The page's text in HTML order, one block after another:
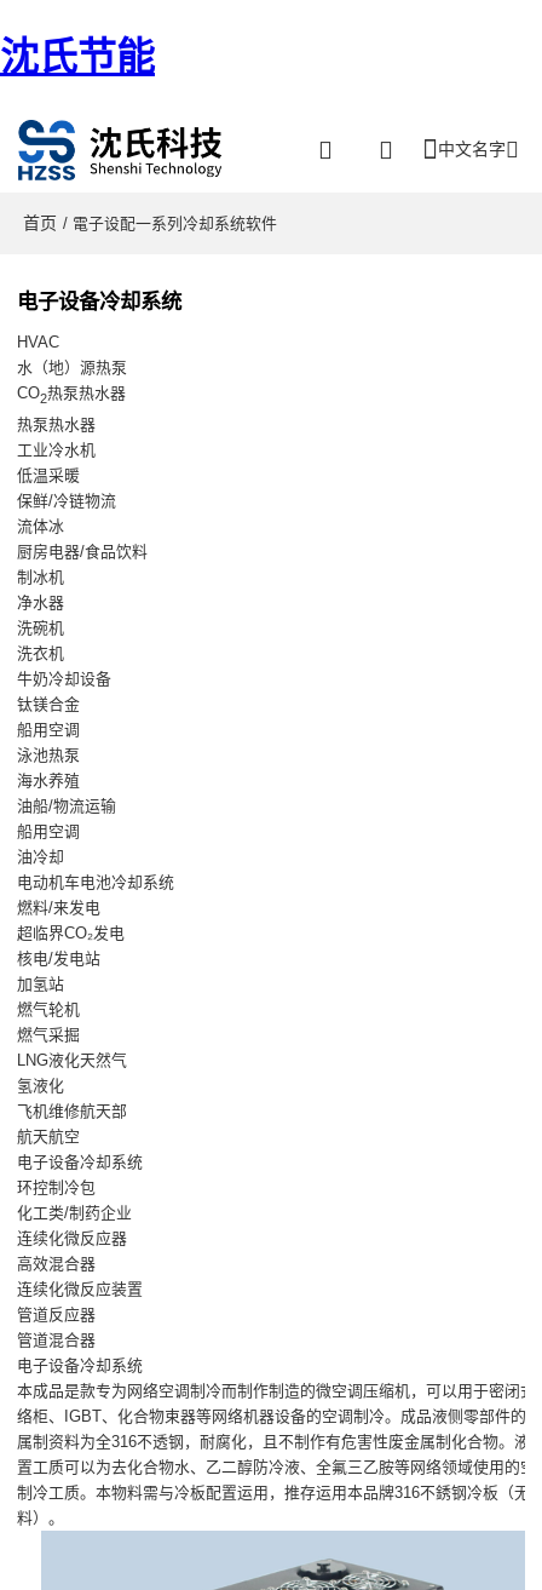
沈氏节能
中文名字
首页 / 電子设配一系列冷却系统软件
电子设备冷却系统
HVAC
水（地）源热泵
CO2热泵热水器
热泵热水器
工业冷水机
低温采暖
保鲜/冷链物流
流体冰
厨房电器/食品饮料
制冰机
净水器
洗碗机
洗衣机
牛奶冷却设备
钛镁合金
船用空调
泳池热泵
海水养殖
油船/物流运输
船用空调
油冷却
电动机车电池冷却系统
燃料/来发电
超临界CO₂发电
核电/发电站
加氢站
燃气轮机
燃气采掘
LNG液化天然气
氢液化
飞机维修航天部
航天航空
电子设备冷却系统
环控制冷包
化工类/制药企业
连续化微反应器
高效混合器
连续化微反应装置
管道反应器
管道混合器
电子设备冷却系统
本成品是款专为网络空调制冷而制作制造的微空调压缩机，可以用于密闭式
络柜、IGBT、化合物束器等网络机器设备的空调制冷。成品液侧零部件的
属制资料为全316不透钢，耐腐化，且不制作有危害性废金属制化合物。液
置工质可以为去化合物水、乙二醇防冷液、全氟三乙胺等网络领域使用的空
制冷工质。本物料需与冷板配置运用，推存运用本品牌316不銹钢冷板（无
料）。